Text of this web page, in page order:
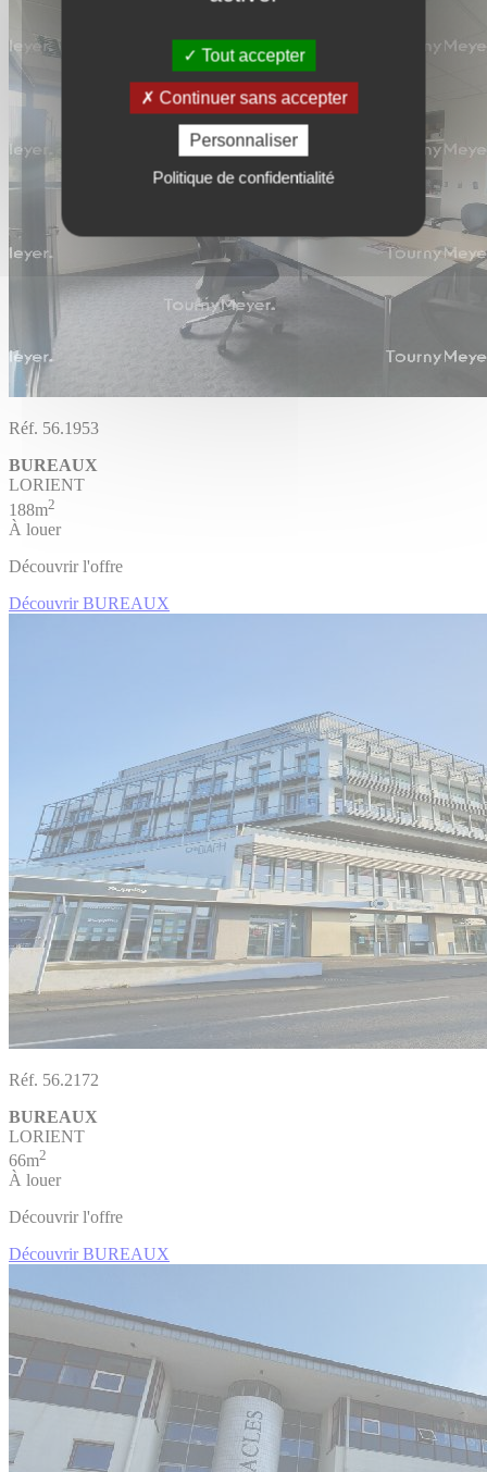
Tout accepter
Continuer sans accepter
Personnaliser
Politique de confidentialité
Réf. 56.1953
BUREAUX
LORIENT
188m2
À louer
Découvrir l'offre
Découvrir BUREAUX
Réf. 56.2172
BUREAUX
LORIENT
66m2
À louer
Découvrir l'offre
Découvrir BUREAUX